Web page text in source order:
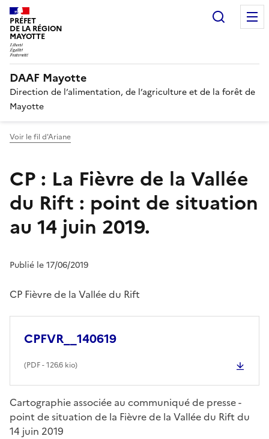
PRÉFET
DE LA RÉGION
MAYOTTE
DAAF Mayotte
Direction de l’alimentation, de l’agriculture et de la forêt de
Mayotte
Voir le fil d'Ariane
CP : La Fièvre de la Vallée
du Rift : point de situation
au 14 juin 2019.
Publié le 17/06/2019
CP Fièvre de la Vallée du Rift
CPFVR__140619
(PDF- 126.6 kio)
Cartographie associée au communiqué de presse -
point de situation de la Fièvre de la Vallée du Rift du
14 juin 2019